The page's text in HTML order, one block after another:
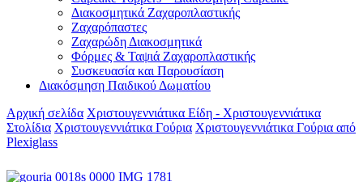
Διακοσμητικά Ζαχαροπλαστικής
Ζαχαρόπαστες
Ζαχαρώδη Διακοσμητικά
Φόρμες & Ταψιά Ζαχαροπλαστικής
Συσκευασία και Παρουσίαση
Διακόσμηση Παιδικού Δωματίου
Αρχική σελίδα Χριστουγεννιάτικα Είδη - Χριστουγεννιάτικα
Στολίδια Χριστουγεννιάτικα Γούρια Χριστουγεννιάτικα Γούρια από
Plexiglass